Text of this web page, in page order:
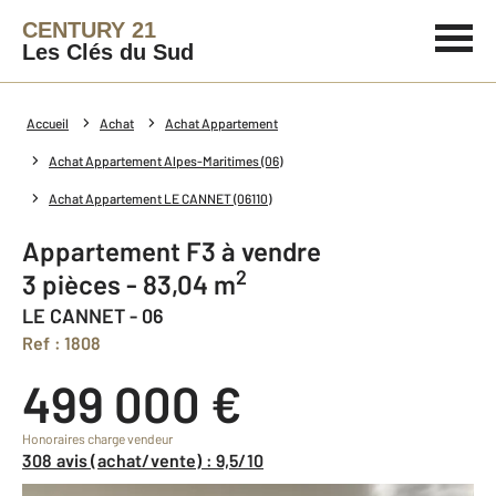
CENTURY 21
Les Clés du Sud
Accueil Achat Achat Appartement
Achat Appartement Alpes-Maritimes (06)
Achat Appartement LE CANNET (06110)
Appartement F3 à vendre
3 pièces - 83,04 m2
LE CANNET - 06
Ref : 1808
499 000 €
Honoraires charge vendeur
308 avis (achat/vente) : 9,5/10